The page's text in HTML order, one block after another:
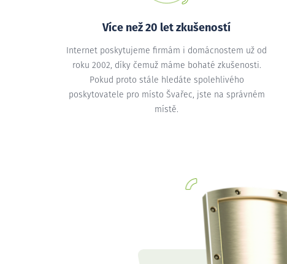
Více než 20 let zkušeností
Internet poskytujeme firmám i domácnostem už od
roku 2002, díky čemuž máme bohaté zkušenosti.
Pokud proto stále hledáte spolehlivého
poskytovatele pro místo Švařec, jste na správném
místě.